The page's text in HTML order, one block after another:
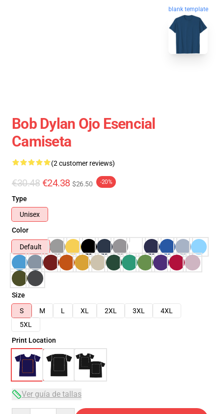
blank template
Bob Dylan Ojo Esencial
Camiseta
(2 customer reviews)
€30.48 €24.38 $26.50 -20%
Type
Unisex
Color
Default
Size
S
M L XL 2XL 3XL
4XL
5XL
Print Location
Ver guía de tallas